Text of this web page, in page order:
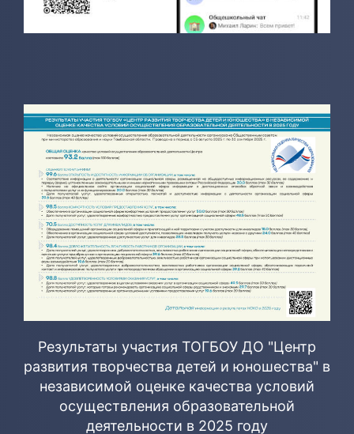
Результаты участия ТОГБОУ ДО "Центр
развития творчества детей и юношества" в
независимой оценке качества условий
осуществления образовательной
деятельности в 2025 году